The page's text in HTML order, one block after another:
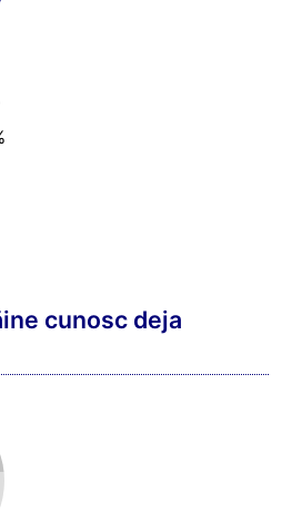
cunosc deja